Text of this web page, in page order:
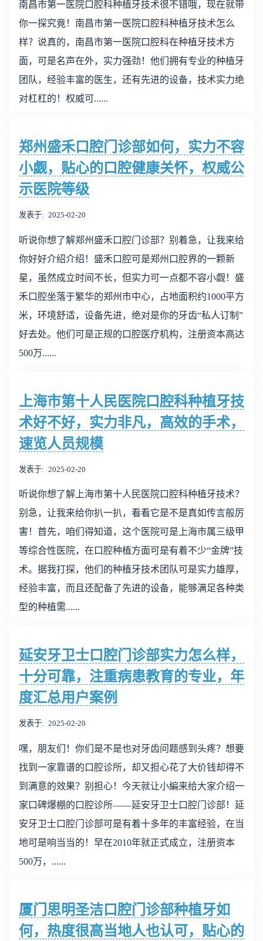
南昌市第一医院口腔科种植牙技术很不错哦，现在就带
你一探究竟！南昌市第一医院口腔科种植牙技术怎么
样？说真的，南昌市第一医院口腔科在种植牙技术方
面，可是名声在外，实力强劲！他们拥有专业的种植牙
团队，经验丰富的医生，还有先进的设备，技术实力绝
对杠杠的！权威可......
郑州盛禾口腔门诊部如何，实力不容
小觑，贴心的口腔健康关怀，权威公
示医院等级
发表于 2025-02-20
听说你想了解郑州盛禾口腔门诊部？别着急，让我来给
你好好介绍介绍！盛禾口腔可是郑州口腔界的一颗新
星，虽然成立时间不长，但实力可一点都不容小觑！盛
禾口腔坐落于繁华的郑州市中心，占地面积约1000平方
米，环境舒适，设备先进，绝对是你的牙齿“私人订制”
好去处。他们可是正规的口腔医疗机构，注册资本高达
500万......
上海市第十人民医院口腔科种植牙技
术好不好，实力非凡，高效的手术，
速览人员规模
发表于 2025-02-20
听说你想了解上海市第十人民医院口腔科种植牙技术？
别急，让我来给你扒一扒，看看它是不是真如传言般厉
害！首先，咱们得知道，这个医院可是上海市属三级甲
等综合性医院，在口腔种植方面可是有着不少“金牌”技
术。据我打探，他们的种植牙技术团队可是实力雄厚，
经验丰富，而且还配备了先进的设备，能够满足各种类
型的种植需......
延安牙卫士口腔门诊部实力怎么样，
十分可靠，注重病患教育的专业，年
度汇总用户案例
发表于 2025-02-20
嘿，朋友们！你们是不是也对牙齿问题感到头疼？想要
找到一家靠谱的口腔诊所，却又担心花了大价钱却得不
到满意的效果？别担心！今天就让小編来给大家介绍一
家口碑爆棚的口腔诊所——延安牙卫士口腔门诊部！延
安牙卫士口腔门诊部可是有着十多年的丰富经验，在当
地可是响当当的！早在2010年就正式成立，注册资本
500万，......
厦门思明圣洁口腔门诊部种植牙如
何，热度很高当地人也认可，贴心的